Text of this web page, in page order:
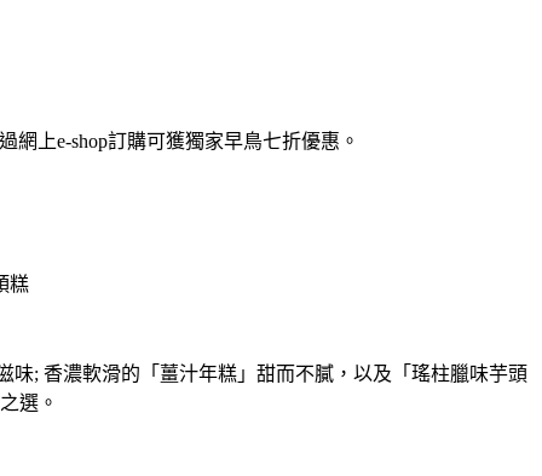
上e-shop訂購可獲獨家早鳥七折優惠。
糕
; 香濃軟滑的「薑汁年糕」甜而不膩，以及「瑤柱臘味芋頭
選。